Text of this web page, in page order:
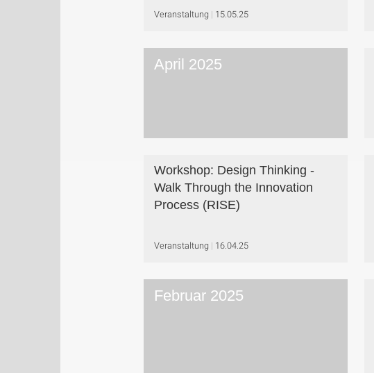
Veranstaltung 15.05.25
April 2025
Workshop: Design Thinking -
Walk Through the Innovation
Process (RISE)
Veranstaltung 16.04.25
Februar 2025